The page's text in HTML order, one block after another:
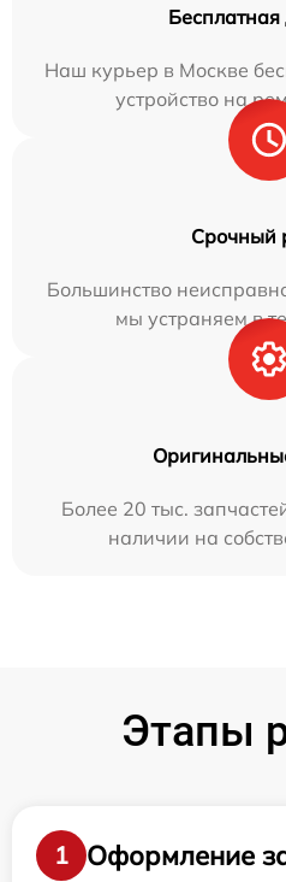
Бесплатная
Наш курьер в Москве
устройство на
Срочный
Большинство
мы устраняем в
Более 20 тыс.
наличии на
Этапы
1
Оформление